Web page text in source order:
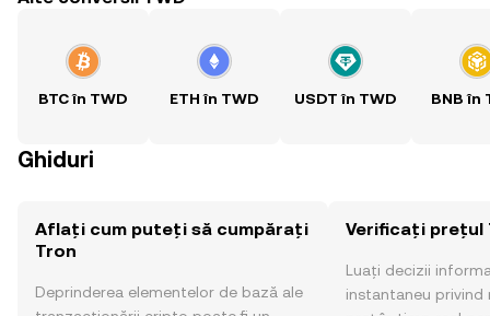
BTC în TWD ETH în TWD USDT în TWD BNB în
Ghiduri
Aflați cum puteți să cumpărați
Tron
Deprinderea elementelor de bază ale
Verificați prețul
Luați decizii
instantaneu privind